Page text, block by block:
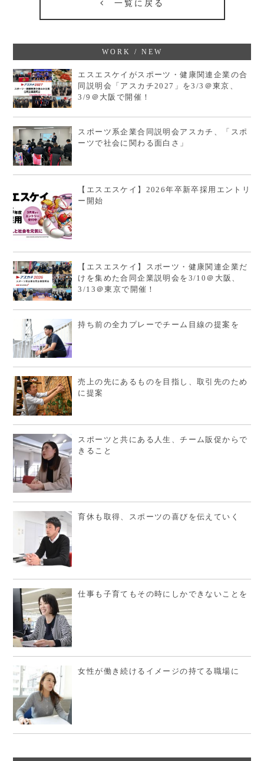
一覧に戻る
WORK / NEW
エスエスケイがスポーツ・健康関連企業の合
同説明会「アスカチ2027」を3/3＠東京、
3/9＠大阪で開催！
スポーツ系企業合同説明会アスカチ、「スポ
ーツで社会に関わる面白さ」
【エスエスケイ】2026年卒新卒採用エントリ
ー開始
【エスエスケイ】スポーツ・健康関連企業だ
けを集めた合同企業説明会を3/10＠大阪、
3/13＠東京で開催！
持ち前の全力プレーでチーム目線の提案を
売上の先にあるものを目指し、取引先のため
に提案
スポーツと共にある人生、チーム販促からで
きること
育休も取得、スポーツの喜びを伝えていく
仕事も子育てもその時にしかできないことを
女性が働き続けるイメージの持てる職場に